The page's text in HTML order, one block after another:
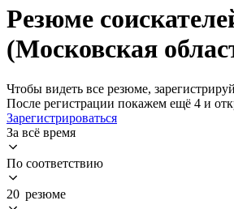
Резюме
(Московская
Чтобы видеть все резюме,
После регистрации покажем ещё 4 и
Зарегистрироваться
За всё время
По соответствию
20 резюме